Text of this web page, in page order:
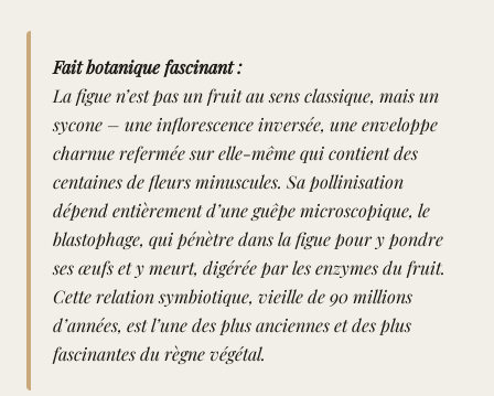
Fait botanique fascinant :
La figue n’est pas un fruit au sens classique, mais un
sycone – une inflorescence inversée, une enveloppe
charnue refermée sur elle-même qui contient des
centaines de fleurs minuscules. Sa pollinisation
dépend entièrement d’une guêpe microscopique, le
blastophage, qui pénètre dans la figue pour y pondre
ses œufs et y meurt, digérée par les enzymes du fruit.
Cette relation symbiotique, vieille de 90 millions
d’années, est l’une des plus anciennes et des plus
fascinantes du règne végétal.